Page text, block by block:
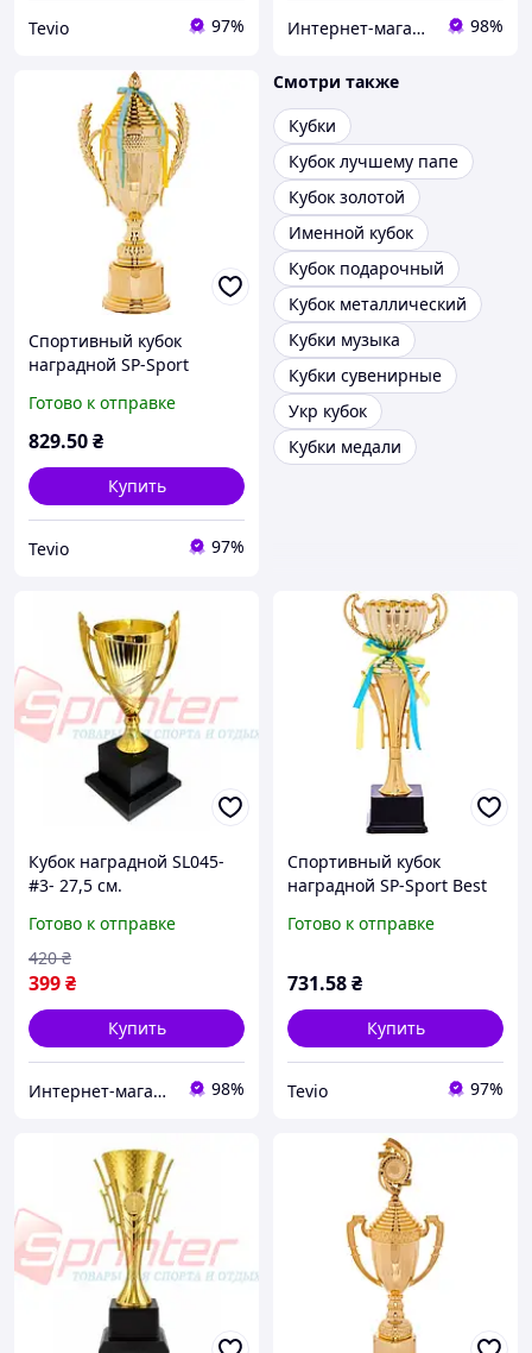
Tevio 97% Интернет-магазин спорттоваров "SprinterSport” 98%
Спортивный кубок
наградной SP-Sport
золотой для турниров
высота 43,5см
Готово к отправке
829.50₴
Купить
Tevio 97%
Смотри также
Кубки
Кубок лучшему папе
Кубок золотой
Именной кубок
Кубок подарочный
Кубок металлический
Кубки музыка
Кубки сувенирные
Укр кубок
Кубки медали
Кубок наградной SL045-
#3- 27,5 см.
Готово к отправке
399₴
420 ₴
Купить
Интернет-магазин спорттоваров "SprinterSport” 98%
Спортивный кубок
наградной SP-Sport Best
турниров
Готово к отправке
731.58₴
Купить
Tevio 97%